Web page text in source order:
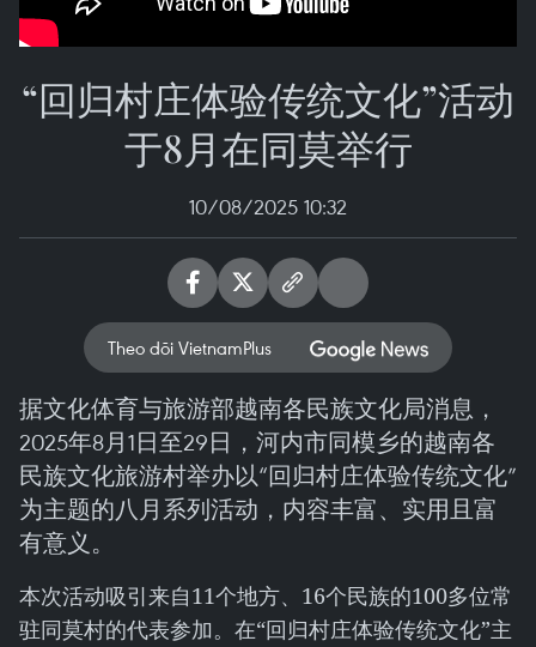
“回归村庄体验传统文化”活动
于8月在同莫举行
10/08/2025 10:32
Theo dõi VietnamPlus
据文化体育与旅游部越南各民族文化局消息，
2025年8月1日至29日，河内市同模乡的越南各
民族文化旅游村举办以“回归村庄体验传统文化”
为主题的八月系列活动，内容丰富、实用且富
有意义。
本次活动吸引来自11个地方、16个民族的100多位常
驻同莫村的代表参加。在“回归村庄体验传统文化”主